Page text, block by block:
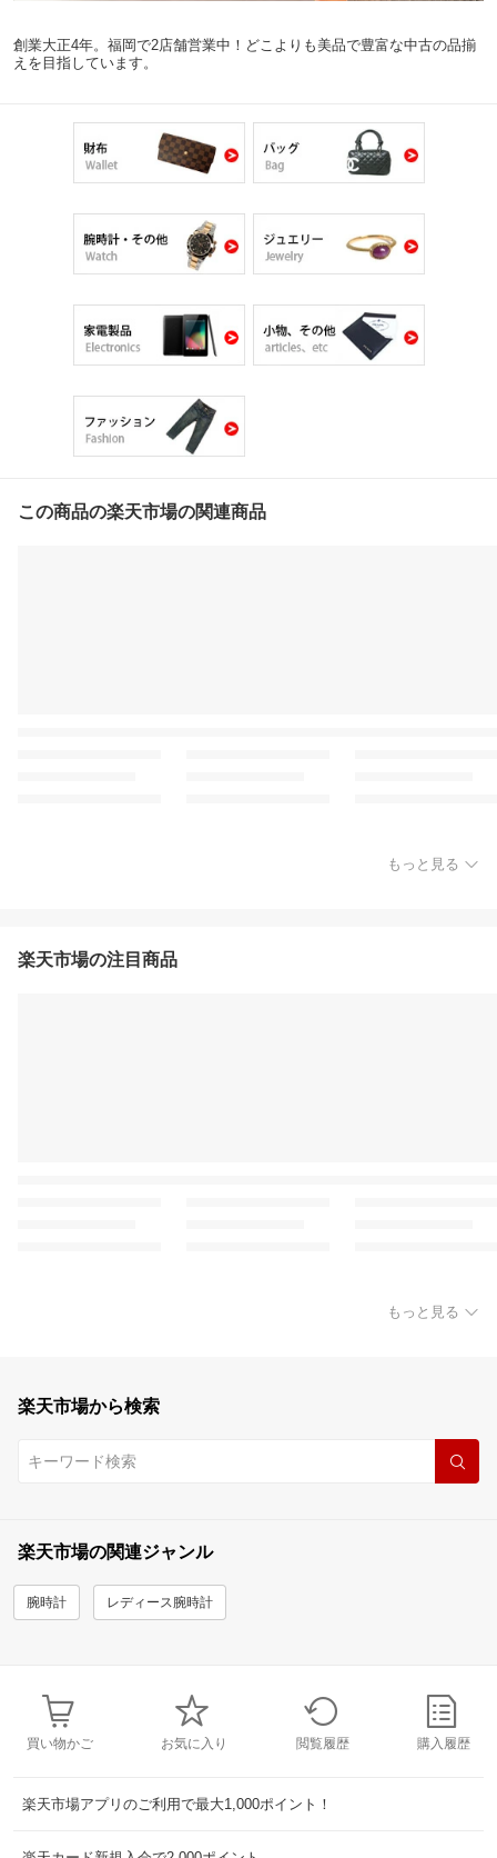
創業大正4年。福岡で2店舗営業中！どこよりも美品で豊富な中古の品揃
えを目指しています。
この商品の楽天市場の関連商品
もっと見る
楽天市場の注目商品
もっと見る
楽天市場から検索
楽天市場の関連ジャンル
腕時計 レディース腕時計
買い物かご お気に入り 閲覧履歴 購入履歴
楽天市場アプリのご利用で最大1,000ポイント！